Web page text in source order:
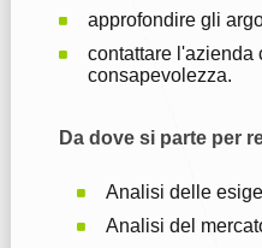
approfondire gli
contattare l'azienda
consapevolezza.
Da dove si parte per
Analisi delle
Analisi del